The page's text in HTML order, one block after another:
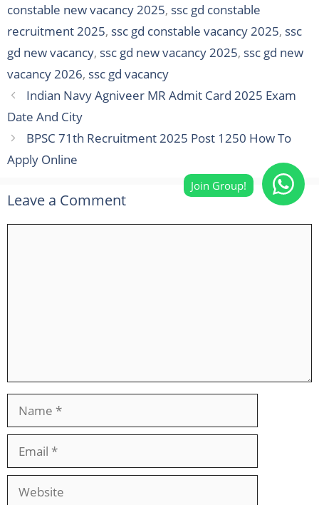
constable new vacancy 2025, ssc gd constable
recruitment 2025, ssc gd constable vacancy 2025, ssc
gd new vacancy, ssc gd new vacancy 2025, ssc gd new
vacancy 2026, ssc gd vacancy
Indian Navy Agniveer MR Admit Card 2025 Exam
Date And City
BPSC 71th Recruitment 2025 Post 1250 How To
Apply Online
Leave a Comment
Website